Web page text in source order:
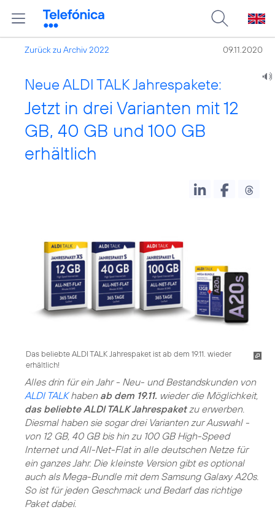
Zurück zu Archiv 2022 09.11.2020
Neue ALDI TALK Jahrespakete:
Jetzt in drei Varianten mit 12
GB, 40 GB und 100 GB
erhältlich
Das beliebte ALDI TALK Jahrespaket ist ab dem 19.11. wieder
erhältlich!
Alles drin für ein Jahr - Neu- und Bestandskunden von
ALDI TALKhaben ab dem 19.11. wieder die Möglichkeit,
das beliebte ALDI TALK Jahrespaketzu erwerben.
Diesmal haben sie sogar drei Varianten zur Auswahl -
von 12 GB, 40 GB bis hin zu 100 GB High-Speed
Internet und All-Net-Flat in alle deutschen Netze für
ein ganzes Jahr. Die kleinste Version gibt es optional
auch als Mega-Bundle mit dem Samsung Galaxy A20s.
So ist für jeden Geschmack und Bedarf das richtige
Paket dabei.